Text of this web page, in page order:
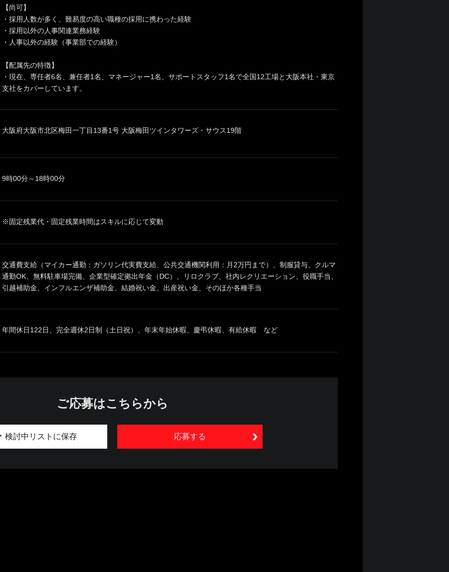
【尚可】
・採用人数が多く、難易度の高い職種の採用に携わった経験
・採用以外の人事関連業務経験
・人事以外の経験（事業部での経験）
【配属先の特徴】
・現在、専任者6名、兼任者1名、マネージャー1名、サポートスタッフ1名で全国12工場と大阪本社・東京
支社をカバーしています。
大阪府大阪市北区梅田一丁目13番1号 大阪梅田ツインタワーズ・サウス19階
9時00分～18時00分
※固定残業代・固定残業時間はスキルに応じて変動
交通費支給（マイカー通勤：ガソリン代実費支給、公共交通機関利用：月2万円まで）、制服貸与、クルマ
通勤OK、無料駐車場完備、企業型確定拠出年金（DC）、リロクラブ、社内レクリエーション、役職手当、
引越補助金、インフルエンザ補助金、結婚祝い金、出産祝い金、そのほか各種手当
年間休日122日、完全週休2日制（土日祝）、年末年始休暇、慶弔休暇、有給休暇 など
ご応募はこちらから
応募する
検討中リストに保存